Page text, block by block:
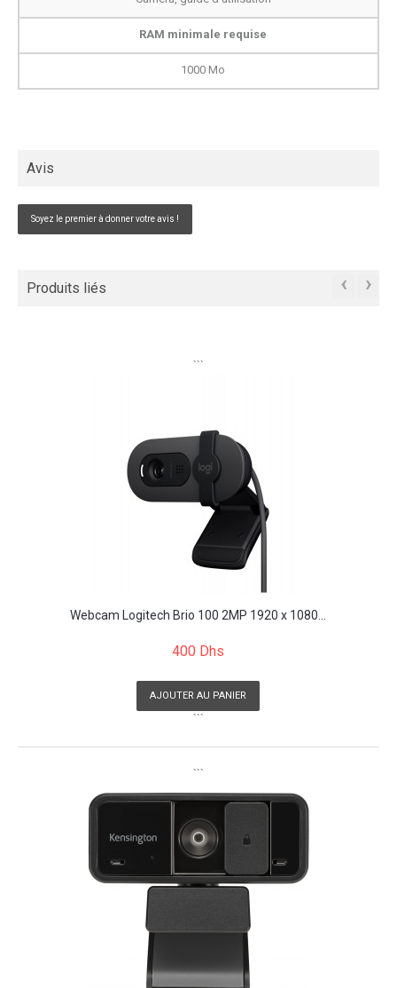
RAM minimale requise
1000 Mo
Avis
Soyez le premier à donner votre avis !
Produits liés ‹ ›
```
Webcam Logitech Brio 100 2MP 1920 x 1080...
400 Dhs
AJOUTER AU PANIER
```
```